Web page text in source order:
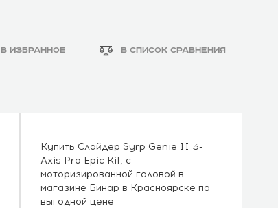
В ИЗБРАННОЕ В СПИСОК СРАВНЕНИЯ
Купить Слайдер Syrp Genie II 3-
Axis Pro Epic Kit, с
моторизированной головой в
магазине Бинар в Красноярске по
выгодной цене